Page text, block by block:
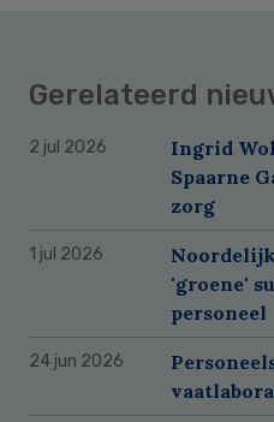
Gerelateerd
2 jul 2026
Ingrid
Spaarne
zorg
1 jul 2026
'groene'
personeel
24 jun 2026